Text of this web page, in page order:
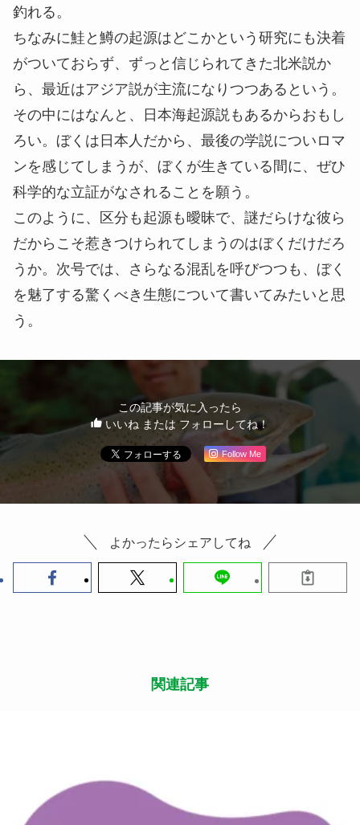
釣れる。
ちなみに鮭と鱒の起源はどこかという研究にも決着
がついておらず、ずっと信じられてきた北米説か
ら、最近はアジア説が主流になりつつあるという。
その中にはなんと、日本海起源説もあるからおもし
ろい。ぼくは日本人だから、最後の学説についロマ
ンを感じてしまうが、ぼくが生きている間に、ぜひ
科学的な立証がなされることを願う。
このように、区分も起源も曖昧で、謎だらけな彼ら
だからこそ惹きつけられてしまうのはぼくだけだろ
うか。次号では、さらなる混乱を呼びつつも、ぼく
を魅了する驚くべき生態について書いてみたいと思
う。
この記事が気に入ったら
いいね または フォローしてね！
Follow Me
よかったらシェアしてね
関連記事